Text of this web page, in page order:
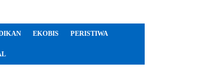
EKOBIS PERISTIWA